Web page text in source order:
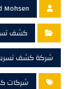
Mohsen
كشف
شركة كشف
شركات